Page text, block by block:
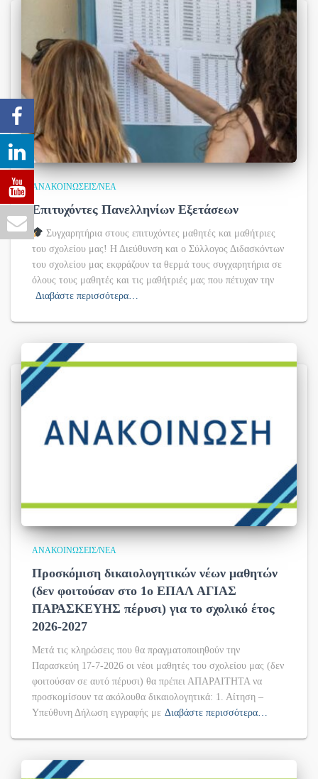
ΑΝΑΚΟΙΝΏΣΕΙΣ/ΝΈΑ
Επιτυχόντες Πανελληνίων Εξετάσεων
Συγχαρητήρια στους επιτυχόντες μαθητές και μαθήτριες
του σχολείου μας! Η Διεύθυνση και ο Σύλλογος Διδασκόντων
του σχολείου μας εκφράζουν τα θερμά τους συγχαρητήρια σε
όλους τους μαθητές και τις μαθήτριές μας που πέτυχαν την
Διαβάστε περισσότερα…
ΑΝΑΚΟΙΝΏΣΕΙΣ/ΝΈΑ
Προσκόμιση δικαιολογητικών νέων μαθητών
(δεν φοιτούσαν στο 1ο ΕΠΑΛ ΑΓΙΑΣ
ΠΑΡΑΣΚΕΥΗΣ πέρυσι) για το σχολικό έτος
2026-2027
Μετά τις κληρώσεις που θα πραγματοποιηθούν την
Παρασκεύη 17-7-2026 οι νέοι μαθητές του σχολείου μας (δεν
φοιτούσαν σε αυτό πέρυσι) θα πρέπει ΑΠΑΡΑΙΤΗΤΑ να
προσκομίσουν τα ακόλουθα δικαιολογητικά: 1. Αίτηση –
Υπεύθυνη Δήλωση εγγραφής με Διαβάστε περισσότερα…